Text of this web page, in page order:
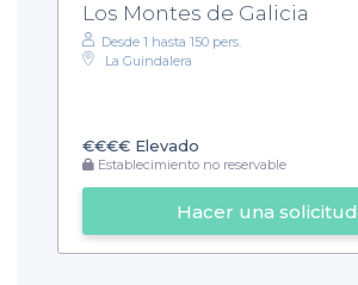
Los Montes de Galicia
Desde 1 hasta 150 pers.
La Guindalera
€€€€ Elevado
Establecimiento no reservable
Hacer una solicitud